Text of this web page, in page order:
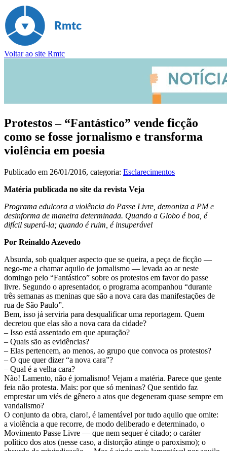
Voltar ao site Rmtc
Protestos – “Fantástico” vende ficção
como se fosse jornalismo e transforma
violência em poesia
Publicado em 26/01/2016, categoria: Esclarecimentos
Matéria publicada no site da revista Veja
Programa edulcora a violência do Passe Livre, demoniza a PM e
desinforma de maneira determinada. Quando a Globo é boa, é
difícil superá-la; quando é ruim, é insuperável
Por Reinaldo Azevedo
Absurda, sob qualquer aspecto que se queira, a peça de ficção —
nego-me a chamar aquilo de jornalismo — levada ao ar neste
domingo pelo “Fantástico” sobre os protestos em favor do passe
livre. Segundo o apresentador, o programa acompanhou “durante
três semanas as meninas que são a nova cara das manifestações de
rua de São Paulo”.
Bem, isso já serviria para desqualificar uma reportagem. Quem
decretou que elas são a nova cara da cidade?
– Isso está assentado em que apuração?
– Quais são as evidências?
– Elas pertencem, ao menos, ao grupo que convoca os protestos?
– O que quer dizer “a nova cara”?
– Qual é a velha cara?
Não! Lamento, não é jornalismo! Vejam a matéria. Parece que gente
feia não protesta. Mais: por que só meninas? Que sentido faz
emprestar um viés de gênero a atos que degeneram quase sempre em
vandalismo?
O conjunto da obra, claro!, é lamentável por tudo aquilo que omite:
a violência a que recorre, de modo deliberado e determinado, o
Movimento Passe Livre — que nem sequer é citado; o caráter
político dos atos (nesse caso, a distorção atinge o paroxismo); o